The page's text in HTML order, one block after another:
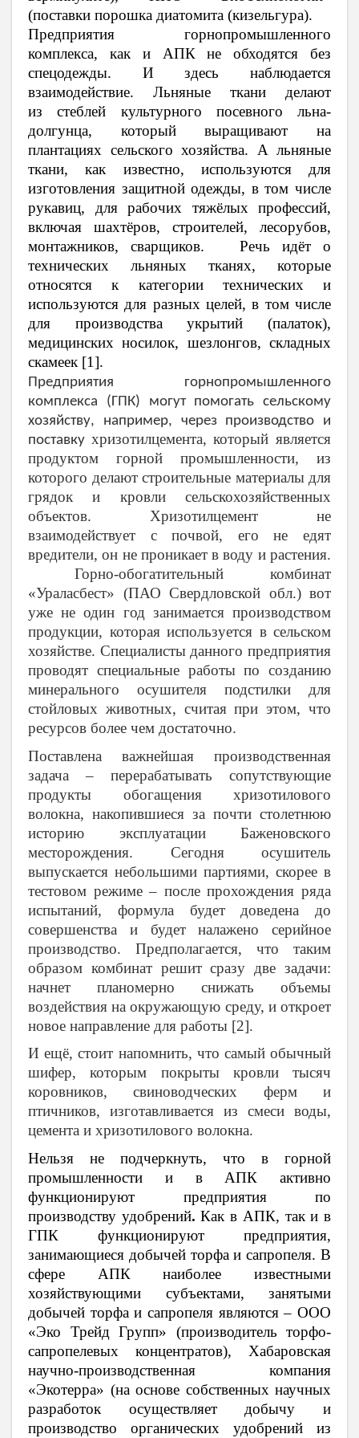
(поставки порошка диатомита (кизельгура).
Предприятия горнопромышленного
комплекса, как и АПК не обходятся без
спецодежды. И здесь наблюдается
взаимодействие. Льняные ткани делают
изстеблей культурного посевного льна-
долгунца, который выращивают на
плантациях сельского хозяйства. А льняные
ткани, как известно, используются для
изготовления защитной одежды, в том числе
рукавиц, для рабочих тяжёлых профессий,
включая шахтёров, строителей, лесорубов,
монтажников, сварщиков. Речь идёт о
технических льняных тканях, которые
относятся к категории технических и
используются для разных целей, в том числе
для производства укрытий (палаток),
медицинских носилок, шезлонгов, складных
скамеек [1].
Предприятия горнопромышленного
комплекса (ГПК) могут помогать сельскому
хозяйству, например, через производство и
поставку хризотилцемента, который является
продуктом горной промышленности, из
которого делают строительные материалы для
грядок и кровли сельскохозяйственных
объектов. Хризотилцемент не
взаимодействует с почвой, его не едят
вредители, он не проникает в воду и растения.
Горно-обогатительный комбинат
«Ураласбест» (ПАО Свердловской обл.) вот
уже не один год занимается производством
продукции, которая используется в сельском
хозяйстве. Специалисты данного предприятия
проводят специальные работы по созданию
минерального осушителя подстилки для
стойловых животных, считая при этом, что
ресурсов более чем достаточно.
Поставлена важнейшая производственная
задача – перерабатывать сопутствующие
продукты обогащения хризотилового
волокна, накопившиеся за почти столетнюю
историю эксплуатации Баженовского
месторождения. Сегодня осушитель
выпускается небольшими партиями, скорее в
тестовом режиме – после прохождения ряда
испытаний, формула будет доведена до
совершенства и будет налажено серийное
производство. Предполагается, что таким
образом комбинат решит сразу две задачи:
начнет планомерно снижать объемы
воздействия на окружающую среду, и откроет
новое направление для работы [2].
И ещё, стоит напомнить, что самый обычный
шифер, которым покрыты кровли тысяч
коровников, свиноводческих ферм и
птичников, изготавливается из смеси воды,
цемента и хризотилового волокна.
Нельзя не подчеркнуть, что
в горной
промышленности и в АПК активно
функционируют предприятия по
производству удобрений. Как в АПК, так и в
ГПК функционируют предприятия,
занимающиеся добычей торфа и сапропеля. В
сфере АПК наиболее известными
хозяйствующими субъектами, занятыми
добычей торфа и сапропеля являются – ООО
«Эко Трейд Групп» (производитель торфо-
сапропелевых концентратов), Хабаровская
научно-производственная компания
«Экотерра» (на основе собственных научных
разработок осуществляет добычу и
производство органических удобрений из